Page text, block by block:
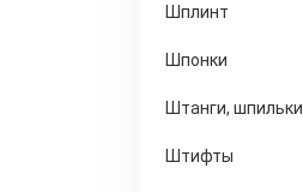
Шплинт
Шпонки
Штанги, шпильки
Штифты